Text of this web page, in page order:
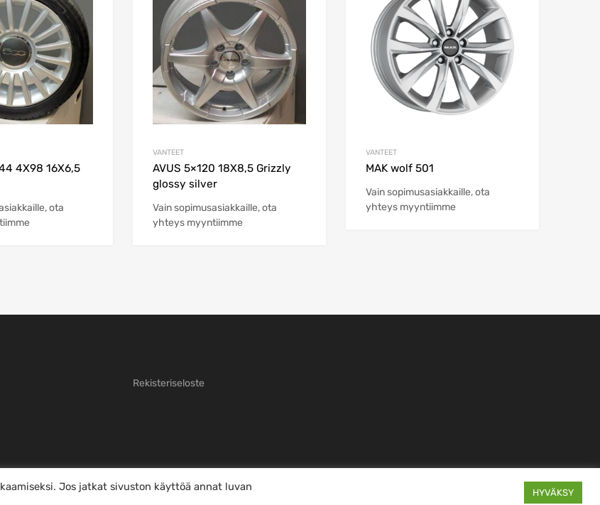
4X98 16X6,5
ota
VANTEET
AVUS 5×120 18X8,5 Grizzly
glossy silver
Vain sopimusasiakkaille, ota
yhteys myyntiimme
VANTEET
MAK wolf 501
Vain sopimusasiakkaille, ota
yhteys myyntiimme
Rekisteriseloste
Jos jatkat sivuston käyttöä annat luvan
HYVÄKSY